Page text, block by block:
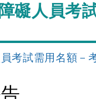
礙人員考
考試需用名額－